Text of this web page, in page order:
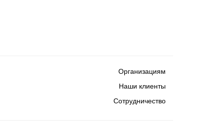
Организациям
Наши клиенты
Сотрудничество